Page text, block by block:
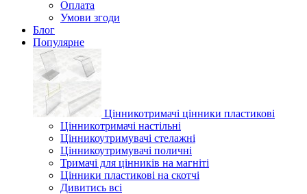
Оплата
Умови згоди
Блог
Популярне
Цінникотримачі цінники пластикові
Цінникотримачі настільні
Цінникоутримувачі стелажні
Цінникоутримувачі поличні
Тримачі для цінників на магніті
Цінники пластикові на скотчі
Дивитись всі